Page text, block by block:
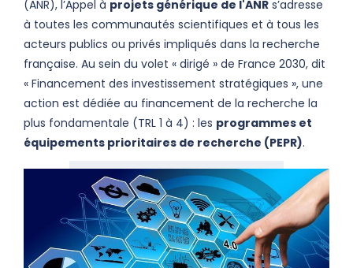
(ANR), l’Appel à projets générique de l'ANR s’adresse
à toutes les communautés scientifiques et à tous les
acteurs publics ou privés impliqués dans la recherche
française. Au sein du volet « dirigé » de France 2030, dit
« Financement des investissement stratégiques », une
action est dédiée au financement de la recherche la
plus fondamentale (TRL 1 à 4) : les programmes et
équipements prioritaires de recherche (PEPR).